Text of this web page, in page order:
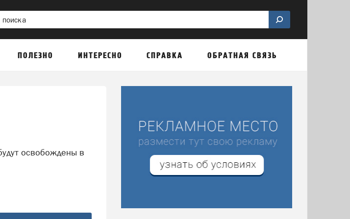
ПОЛЕЗНО ИНТЕРЕСНО СПРАВКА ОБРАТНАЯ СВЯЗЬ